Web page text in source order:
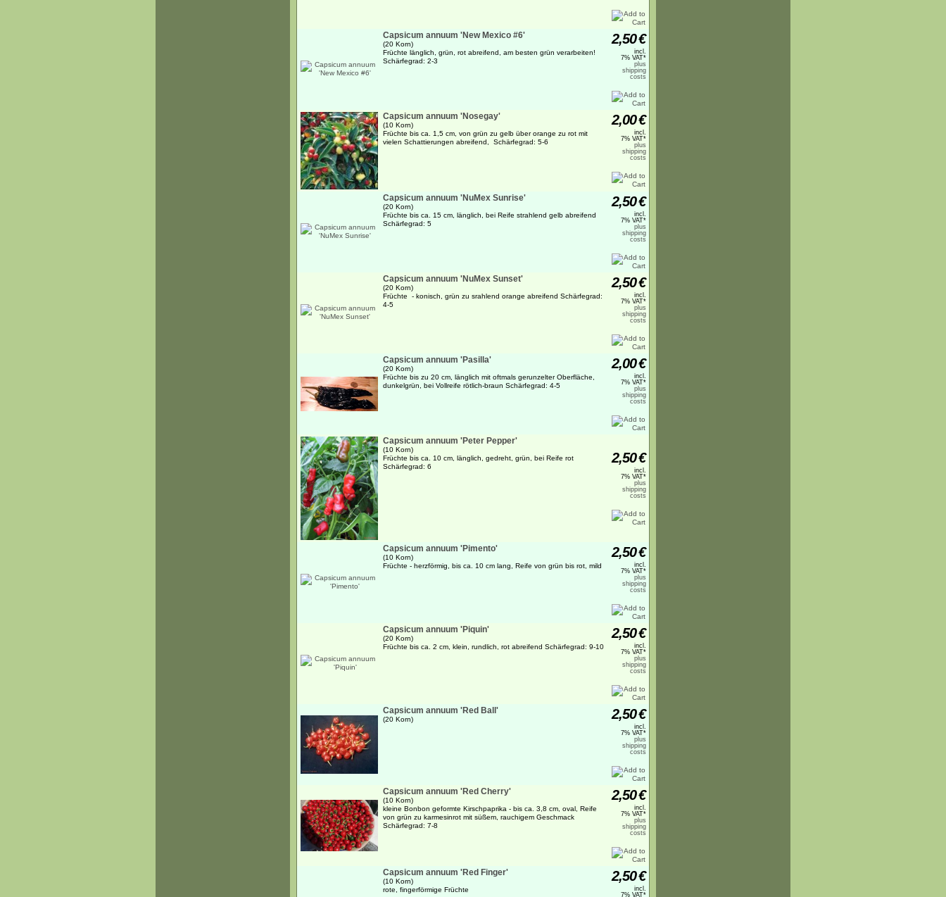
Capsicum annuum 'New Mexico #6'
(20 Korn)
Früchte länglich, grün, rot abreifend, am besten grün verarbeiten!
Schärfegrad: 2-3
2,50€
incl.
7% VAT*
plus
shipping
costs
Capsicum annuum 'Nosegay'
(10 Korn)
Früchte bis ca. 1,5 cm, von grün zu gelb über orange zu rot mit
vielen Schattierungen abreifend, Schärfegrad: 5-6
2,00€
incl.
7% VAT*
plus
shipping
costs
Capsicum annuum 'NuMex Sunrise'
(20 Korn)
Früchte bis ca. 15 cm, länglich, bei Reife strahlend gelb abreifend
Schärfegrad: 5
2,50€
incl.
7% VAT*
plus
shipping
costs
Capsicum annuum 'NuMex Sunset'
(20 Korn)
Früchte - konisch, grün zu srahlend orange abreifend Schärfegrad:
4-5
2,50€
incl.
7% VAT*
plus
shipping
costs
Capsicum annuum 'Pasilla'
(20 Korn)
Früchte bis zu 20 cm, länglich mit oftmals gerunzelter Oberfläche,
dunkelgrün, bei Vollreife rötlich-braun Schärfegrad: 4-5
2,00€
incl.
7% VAT*
plus
shipping
costs
Capsicum annuum 'Peter Pepper'
(10 Korn)
Früchte bis ca. 10 cm, länglich, gedreht, grün, bei Reife rot
Schärfegrad: 6
2,50€
incl.
7% VAT*
plus
shipping
costs
Capsicum annuum 'Pimento'
(10 Korn)
Früchte - herzförmig, bis ca. 10 cm lang, Reife von grün bis rot, mild
2,50€
incl.
7% VAT*
plus
shipping
costs
Capsicum annuum 'Piquin'
(20 Korn)
Früchte bis ca. 2 cm, klein, rundlich, rot abreifend Schärfegrad: 9-10
2,50€
incl.
7% VAT*
plus
shipping
costs
Capsicum annuum 'Red Ball'
(20 Korn) 2,50€
incl.
7% VAT*
plus
shipping
costs
Capsicum annuum 'Red Cherry'
(10 Korn)
kleine Bonbon geformte Kirschpaprika - bis ca. 3,8 cm, oval, Reife
von grün zu karmesinrot mit süßem, rauchigem Geschmack
Schärfegrad: 7-8
2,50€
incl.
7% VAT*
plus
shipping
costs
Capsicum annuum 'Red Finger'
(10 Korn)
rote, fingerförmige Früchte
2,50€
incl.
7% VAT*